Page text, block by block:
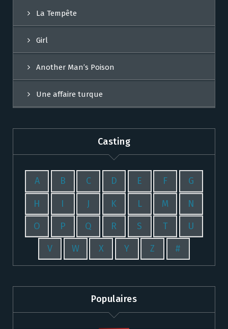
La Tempête
Girl
Another Man’s Poison
Une affaire turque
Casting
A B C D E F G
H I J K L M N
O P Q R S T U
V W X Y Z #
Populaires